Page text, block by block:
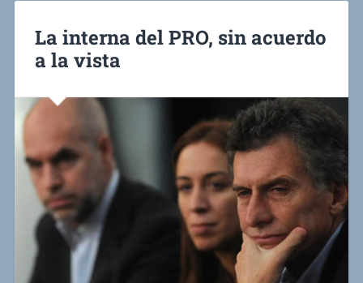
La interna del PRO, sin acuerdo
a la vista